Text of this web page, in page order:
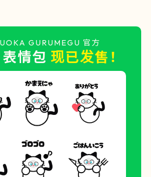
GURUMEGU 官方
情包 现已发售！